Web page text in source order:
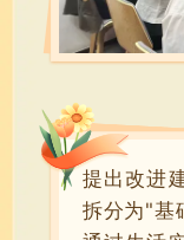
提出改进
拆分为"基